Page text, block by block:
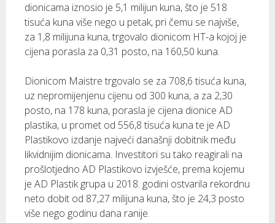
dionicama iznosio je 5,1 milijun kuna, što je 518
tisuća kuna više nego u petak, pri čemu se najviše,
za 1,8 milijuna kuna, trgovalo dionicom HT-a kojoj je
cijena porasla za 0,31 posto, na 160,50 kuna.
Dionicom Maistre trgovalo se za 708,6 tisuća kuna,
uz nepromijenjenu cijenu od 300 kuna, a za 2,30
posto, na 178 kuna, porasla je cijena dionice AD
plastika, u promet od 556,8 tisuća kuna te je AD
Plastikovo izdanje najveći današnji dobitnik među
likvidnijim dionicama. Investitori su tako reagirali na
prošlotjedno AD Plastikovo izvješće, prema kojemu
je AD Plastik grupa u 2018. godini ostvarila rekordnu
neto dobit od 87,27 milijuna kuna, što je 24,3 posto
više nego godinu dana ranije.